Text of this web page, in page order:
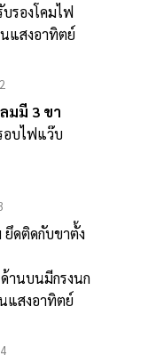
รองโคมไฟ
แสงอาทิตย์
มมี 3 ขา
อบไฟแว๊บ
ดติดกับขาตั้ง
านบนมีกรงนก
แสงอาทิตย์